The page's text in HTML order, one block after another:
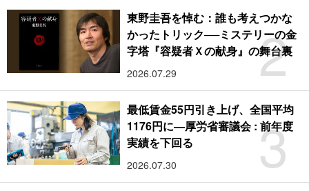
2
東野圭吾を悼む：誰も考えつかな
かったトリック──ミステリーの金
字塔『容疑者Ｘの献身』の舞台裏
2026.07.29
3
最低賃金55円引き上げ、全国平均
1176円に―厚労省審議会 : 前年度
実績を下回る
2026.07.30